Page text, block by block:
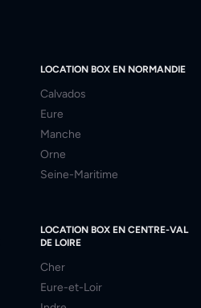
LOCATION BOX EN NORMANDIE
Calvados
Eure
Manche
Orne
Seine-Maritime
LOCATION BOX EN CENTRE-VAL
DE LOIRE
Cher
Eure-et-Loir